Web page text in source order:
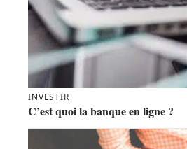
INVESTIR
C’est quoi la banque en ligne ?